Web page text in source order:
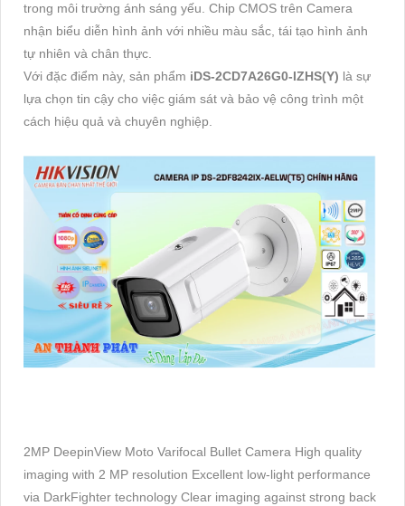
trong môi trường ánh sáng yếu. Chip CMOS trên Camera
nhận biểu diễn hình ảnh với nhiều màu sắc, tái tạo hình ảnh
tự nhiên và chân thực.
Với đặc điểm này, sản phẩm iDS-2CD7A26G0-IZHS(Y) là sự
lựa chọn tin cậy cho việc giám sát và bảo vệ công trình một
cách hiệu quả và chuyên nghiệp.
2MP DeepinView Moto Varifocal Bullet Camera High quality
imaging with 2 MP resolution Excellent low-light performance
via DarkFighter technology Clear imaging against strong back